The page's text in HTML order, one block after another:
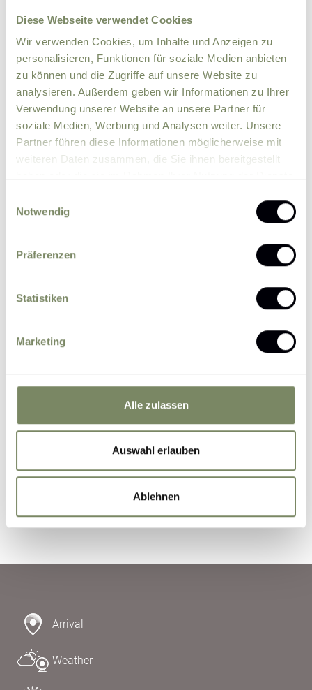
Diese Webseite verwendet Cookies
Wir verwenden Cookies, um Inhalte und Anzeigen zu
personalisieren, Funktionen für soziale Medien anbieten
zu können und die Zugriffe auf unsere Website zu
analysieren. Außerdem geben wir Informationen zu Ihrer
Verwendung unserer Website an unsere Partner für
soziale Medien, Werbung und Analysen weiter. Unsere
Partner führen diese Informationen möglicherweise mit
weiteren Daten zusammen, die Sie ihnen bereitgestellt
Notwendig
Präferenzen
Statistiken
Marketing
Alle zulassen
Auswahl erlauben
Ablehnen
ZIP City
Country
Comment
offers by e-mail.
may be processed by the data protection officer
for the purpose of processing my enquiry on the
basis of the consent given by me by sending the
Submit Inquiry
Arrival
Weather